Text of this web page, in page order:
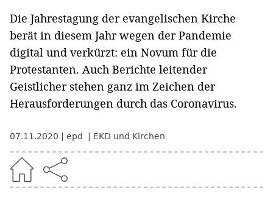
Die Jahrestagung der evangelischen Kirche
berät in diesem Jahr wegen der Pandemie
digital und verkürzt: ein Novum für die
Protestanten. Auch Berichte leitender
Geistlicher stehen ganz im Zeichen der
Herausforderungen durch das Coronavirus.
07.11.2020 epd EKD und Kirchen